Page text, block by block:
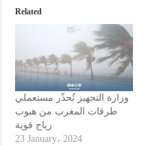
Related
وزارة التجهيز تُحذّر مستعملي
طرقات المغرب من هبوب
رياح قوية
23 January، 2024